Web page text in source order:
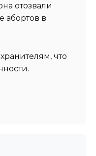
отозвали
абортов в
что